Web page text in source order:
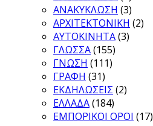
ΑΝΑΚΥΚΛΩΣΗ (3)
ΑΡΧΙΤΕΚΤΟΝΙΚΗ (2)
ΑΥΤΟΚΙΝΗΤΑ(3)
ΓΛΩΣΣΑ(155)
ΓΝΩΣΗ (111)
ΓΡΑΦΗ (31)
ΕΚΔΗΛΩΣΕΙΣ (2)
ΕΛΛΑΔΑ(184)
ΕΜΠΟΡΙΚΟΙ ΟΡΟΙ (17)